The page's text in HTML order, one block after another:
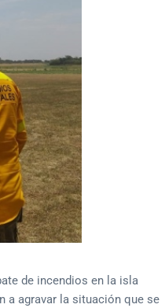
de incendios en la isla
a agravar la situación que se